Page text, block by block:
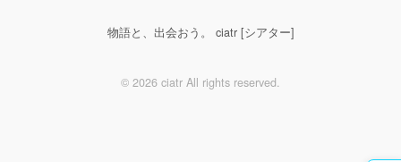
物語と、出会おう。 ciatr [シアター]
© 2026 ciatr All rights reserved.